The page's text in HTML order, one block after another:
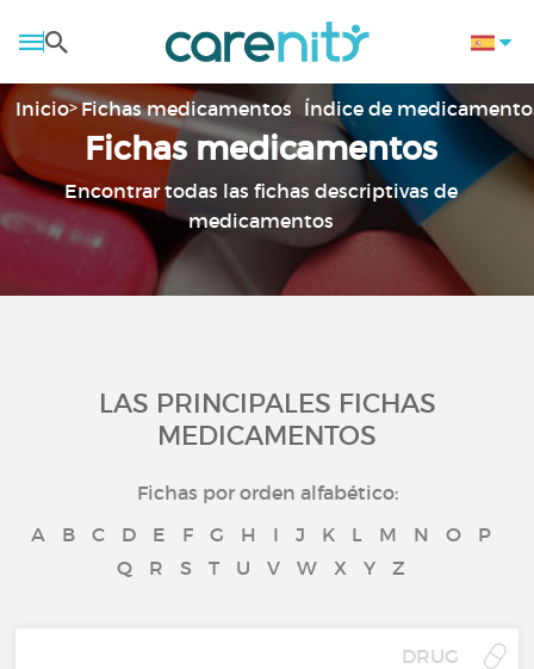
Inicio Fichas medicamentos Índice de
Fichas medicamentos
Encontrar todas las fichas descriptivas de
medicamentos
LAS PRINCIPALES FICHAS
MEDICAMENTOS
Fichas por orden alfabético:
A
B C D E F G H I J K L M N O
P
Q
R S T U V W X Y Z
DRUG